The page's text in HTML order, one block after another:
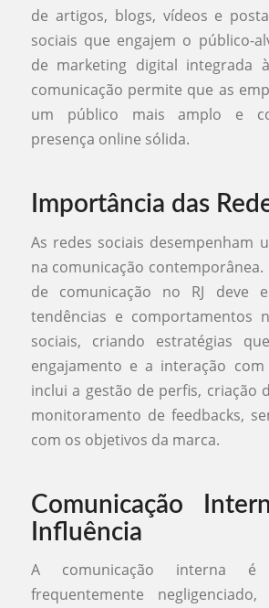
de artigos, blogs, vídeos e
sociais que engajem o público-
de marketing digital integrada
comunicação permite que as
um público mais amplo e
presença online sólida.
Importância das
As redes sociais desempenham
na comunicação contemporânea.
de comunicação no RJ deve
tendências e comportamentos
sociais, criando estratégias
engajamento e a interação
inclui a gestão de perfis, criação
monitoramento de feedbacks,
com os objetivos da marca.
Comunicação
Influência
A comunicação interna é
frequentemente